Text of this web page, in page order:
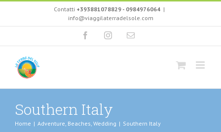
Contatti +393881078829 - 0984976064 |
info@viaggilaterradelsole.com
FacebookInstagramEmail
Southern Italy
Home | Adventure, Beaches, Wedding | Southern Italy